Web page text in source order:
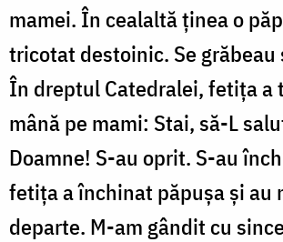
mamei. În cealaltă ținea o
tricotat destoinic. Se grăbeau
În dreptul Catedralei, fetița a
mână pe mami: Stai, să-L
Doamne! S-au oprit. S-au
fetița a închinat păpușa și au
departe. M-am gândit cu